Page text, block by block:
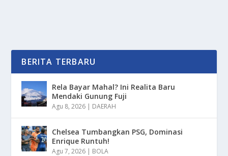
BERITA TERBARU
Rela Bayar Mahal? Ini Realita Baru
Mendaki Gunung Fuji
Agu 8, 2026 | DAERAH
Chelsea Tumbangkan PSG, Dominasi
Enrique Runtuh!
Agu 7, 2026 | BOLA